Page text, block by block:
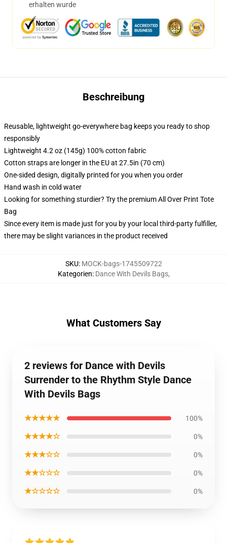
erhalten wurde
Beschreibung
Reusable, lightweight go-everywhere bag keeps you ready to shop
responsibly
Lightweight 4.2 oz (145g) 100% cotton fabric
Cotton straps are longer in the EU at 27.5in (70 cm)
One-sided design, digitally printed for you when you order
Hand wash in cold water
Looking for something sturdier? Try the premium All Over Print Tote
Bag
Since every item is made just for you by your local third-party fulfiller,
there may be slight variances in the product received
SKU: MOCK-bags-1745509722
Kategorien: Dance With Devils Bags,
What Customers Say
2 reviews for Dance with Devils
Surrender to the Rhythm Style Dance
With Devils Bags
★★★★★ 100%
★★★★☆ 0%
★★★☆☆ 0%
★★☆☆☆ 0%
★☆☆☆☆ 0%